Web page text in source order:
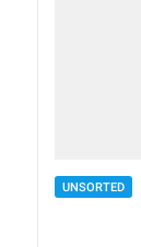
UNSORTED